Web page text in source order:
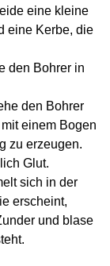
eine kleine
eine Kerbe, die
den Bohrer in
den Bohrer
einem Bogen
zu erzeugen.
Glut.
sich in der
erscheint,
und blase